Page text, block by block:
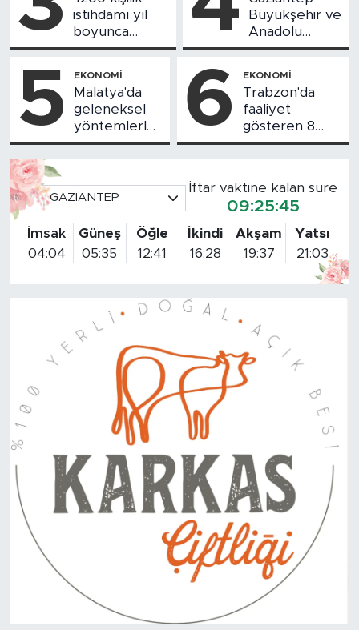
istihdamı yıl
boyunca
koruyoruz'
Büyükşehir ve
Anadolu
Hayat
Türkiye'ye
model iş birliği
5 EKONOMI
Malatya'da
geleneksel
yöntemlerle
üretilen dut
dört bir
yanına
gönderiliyor
6 EKONOMI
Trabzon'da
faaliyet
gösteren 8
kömür tesisinin
firma
sahiplerinden
tepki
GAZİANTEP
İftar vaktine kalan süre
09:25:43
İmsak
04:04
Güneş
05:35
Öğle
12:41
İkindi
16:28
Akşam
19:37
Yatsı
21:03